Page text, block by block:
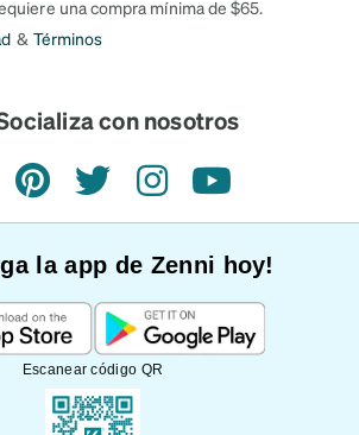
una compra mínima de $65.
& Términos
con nosotros
PinterestTwitterInstagramYouTube
la app de Zenni hoy!
Escanear código QR